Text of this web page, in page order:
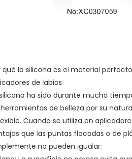
qué la silicona es el material
de labios
ha sido durante mucho
de belleza por su
Cuando se utiliza en
que las puntas flocadas o de
no pueden igualar: